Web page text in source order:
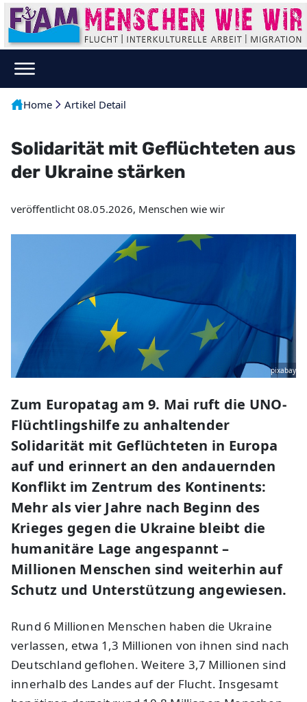
Home Artikel Detail
Solidarität mit Geflüchteten aus
der Ukraine stärken
veröffentlicht 08.05.2026, Menschen wie wir
pixabay
Zum Europatag am 9. Mai ruft die UNO-
Flüchtlingshilfe zu anhaltender
Solidarität mit Geflüchteten in Europa
auf und erinnert an den andauernden
Konflikt im Zentrum des Kontinents:
Mehr als vier Jahre nach Beginn des
Krieges gegen die Ukraine bleibt die
humanitäre Lage angespannt –
Millionen Menschen sind weiterhin auf
Schutz und Unterstützung angewiesen.
Rund 6 Millionen Menschen haben die Ukraine
verlassen, etwa 1,3 Millionen von ihnen sind nach
Deutschland geflohen. Weitere 3,7 Millionen sind
innerhalb des Landes auf der Flucht. Insgesamt